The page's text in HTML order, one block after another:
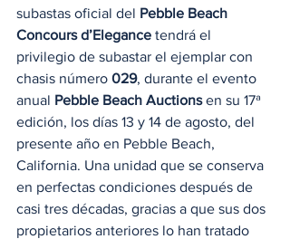
subastas oficial del Pebble Beach
Concours d’Elegance tendrá el
privilegio de subastar el ejemplar con
chasis número 029, durante el evento
anual Pebble Beach Auctions en su 17ª
edición, los días 13 y 14 de agosto, del
presente año en Pebble Beach,
California. Una unidad que se conserva
en perfectas condiciones después de
casi tres décadas, gracias a que sus dos
propietarios anteriores lo han tratado